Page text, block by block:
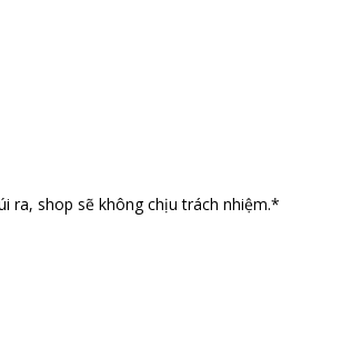
ra, shop sẽ không chịu trách nhiệm.*